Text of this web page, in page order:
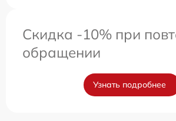
Скидка -10% при
обращении
Узнать подробнее